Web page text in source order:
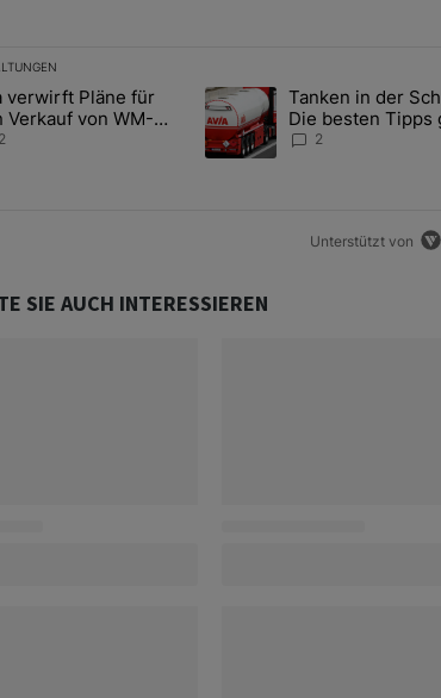
ist eine Liste der am meisten kommentierten Artikel der
mit dem Titel "Fifa verwirft Pläne für den Verkauf
verwirft Pläne für
Verkauf von WM-
2
Ein Trendartikel mit dem
Tanken in der
Die besten Tipps
teuren Sprit
2
Unterstützt von
SIE AUCH INTERESSIEREN